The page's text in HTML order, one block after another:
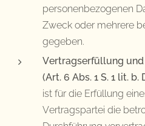
personenbezogenen
Zweck oder mehrere
gegeben.
Vertragserfüllung
(Art. 6 Abs. 1 S. 1 lit. b.
ist für die Erfüllung
Vertragspartei die